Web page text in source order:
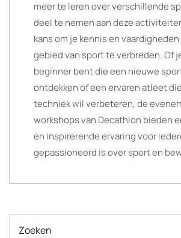
meer te leren over verschillende
deel te nemen aan deze
kans om je kennis en
gebied van sport te verbreden. Of
beginner bent die een nieuwe
ontdekken of een ervaren atleet
techniek wil verbeteren, de
workshops van Decathlon bieden
en inspirerende ervaring voor
gepassioneerd is over sport en
Zoeken